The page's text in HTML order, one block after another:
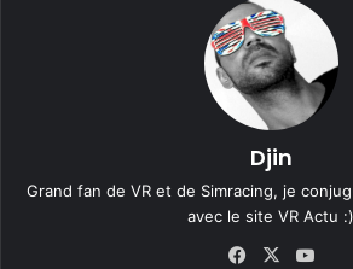
Djin
Grand fan de VR et de Simracing, je
avec le site VR Actu :)
Fa
X